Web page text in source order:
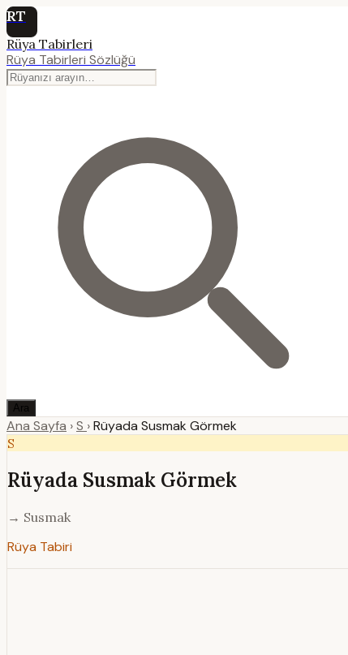
RT
Rüya Tabirleri
Rüya Tabirleri Sözlüğü
Ara
Ana Sayfa ›S ›Rüyada Susmak Görmek
S
Rüyada Susmak Görmek
→ Susmak
Rüya Tabiri